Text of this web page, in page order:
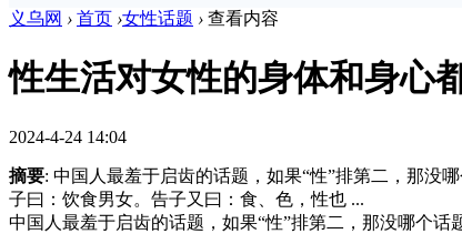
义乌网 › 首页 ›女性话题 › 查看内容
性生活对女性的身体和身心
2024-4-24 14:04
摘要: 中国人最羞于启齿的话题，如果“性”排第二，那没
子曰：饮食男女。告子又曰：食、色，性也 ...
中国人最羞于启齿的话题，如果“性”排第二，那没哪个